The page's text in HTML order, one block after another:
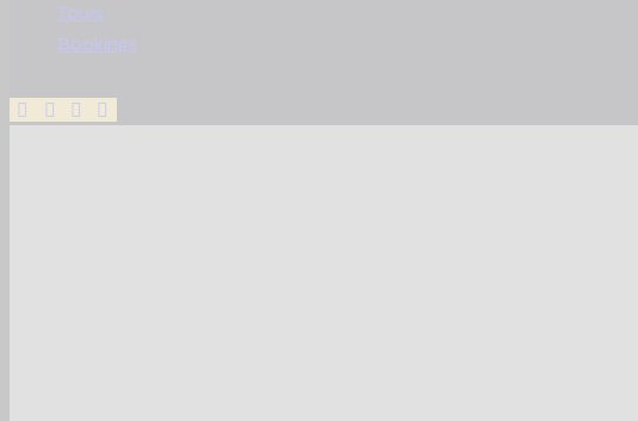
Tours
Bookings